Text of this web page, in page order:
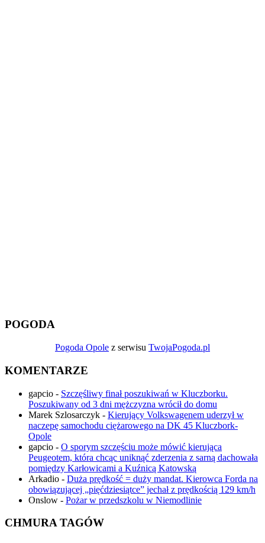
POGODA
Pogoda Opole z serwisu TwojaPogoda.pl
KOMENTARZE
gapcio - Szczęśliwy finał poszukiwań w Kluczborku.
Poszukiwany od 3 dni mężczyzna wrócił do domu
Marek Szlosarczyk - Kierujący Volkswagenem uderzył w
naczepę samochodu ciężarowego na DK 45 Kluczbork-
Opole
gapcio - O sporym szczęściu może mówić kierująca
Peugeotem, która chcąc uniknąć zderzenia z sarną dachowała
pomiędzy Karłowicami a Kuźnicą Katowską
Arkadio - Duża prędkość = duży mandat. Kierowca Forda na
obowiązującej „pięćdziesiątce” jechał z prędkością 129 km/h
Onslow - Pożar w przedszkolu w Niemodlinie
CHMURA TAGÓW